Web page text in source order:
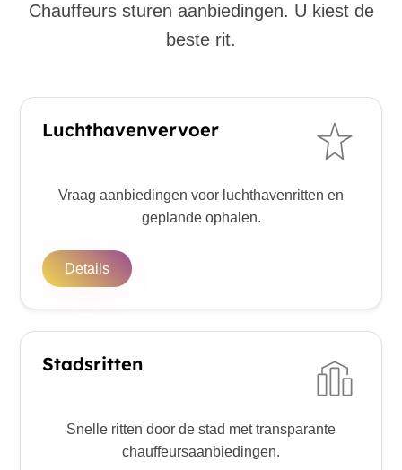
Chauffeurs sturen aanbiedingen. U kiest de
beste rit.
Luchthavenvervoer
Vraag aanbiedingen voor luchthavenritten en
geplande ophalen.
Details
Stadsritten
Snelle ritten door de stad met transparante
chauffeursaanbiedingen.